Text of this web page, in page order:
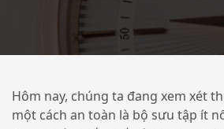
Hôm nay, chúng ta đang xem xét
một cách an toàn là bộ sưu tập ít